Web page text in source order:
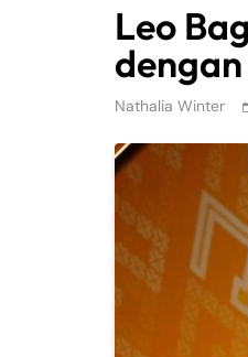
Leo
Nathalia Winter